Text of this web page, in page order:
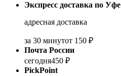
Экспресс доставка по Уфе
адресная доставка
за 30 минутот 150 ₽
Почта России
сегодня450 ₽
PickPoint